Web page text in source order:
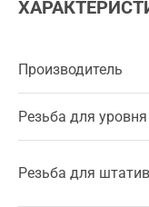
Производитель
Резьба для уровня
Резьба для